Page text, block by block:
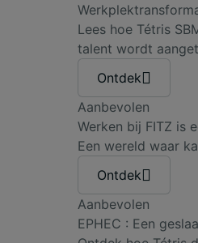
Lees hoe Tétris
talent wordt
Ontdek
Aanbevolen
Werken bij FITZ is
Een wereld waar
Ontdek
Aanbevolen
EPHEC : Een